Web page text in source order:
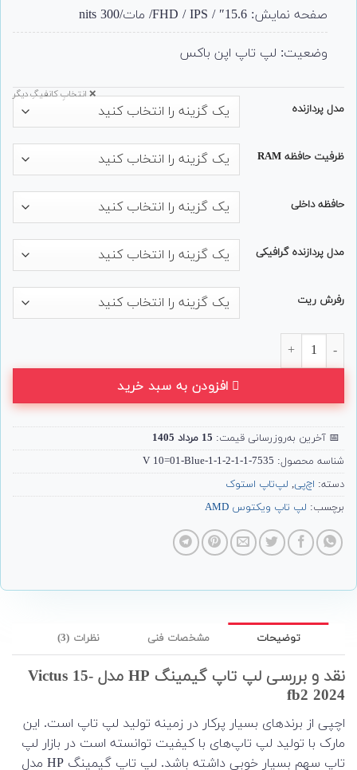
صفحه نمایش: 15.6″ / FHD / IPS/ مات/300 nits
وضعیت: لپ تاپ اپن باکس
مدل پردازنده
ظرفیت حافظه RAM
حافظه داخلی
مدل پردازنده گرافیکی
رفرش ریت
❌ انتخابِ کانفیگِ دیگر
افزودن به سبد خرید
📅 آخرین به‌روزرسانی قیمت: 15 مرداد 1405
شناسه محصول: 7535-V 10=01-Blue-1-1-2-1-1
دسته: اچ‌پی, لپ‌تاپ استوک
برچسب: لپ تاپ ویکتوس AMD
توضیحات مشخصات فنی نظرات (3)
نقد و بررسی لپ تاپ گیمینگ HP مدل Victus 15-
fb2 2024
اچپی از برندهای بسیار پرکار در زمینه تولید لپ تاپ است. این
مارک با تولید لپ تاپ‌های با کیفیت توانسته است در بازار لپ
تاپ سهم بسیار خوبی داشته باشد. لپ تاپ گیمینگ HP مدل